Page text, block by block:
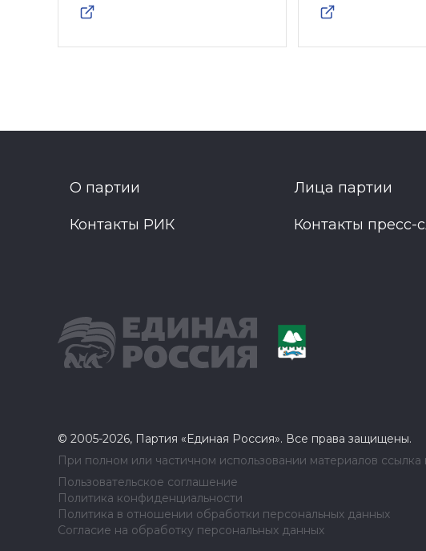
О партии Лица партии
Контакты РИК Контакты пресс-
© 2005-2026, Партия «Единая Россия». Все права защищены.
При полном или частичном использовании материалов ссылка
Пользовательское соглашение
Политика конфиденциальности
Политика в отношении обработки персональных данных
Согласие на обработку персональных данных